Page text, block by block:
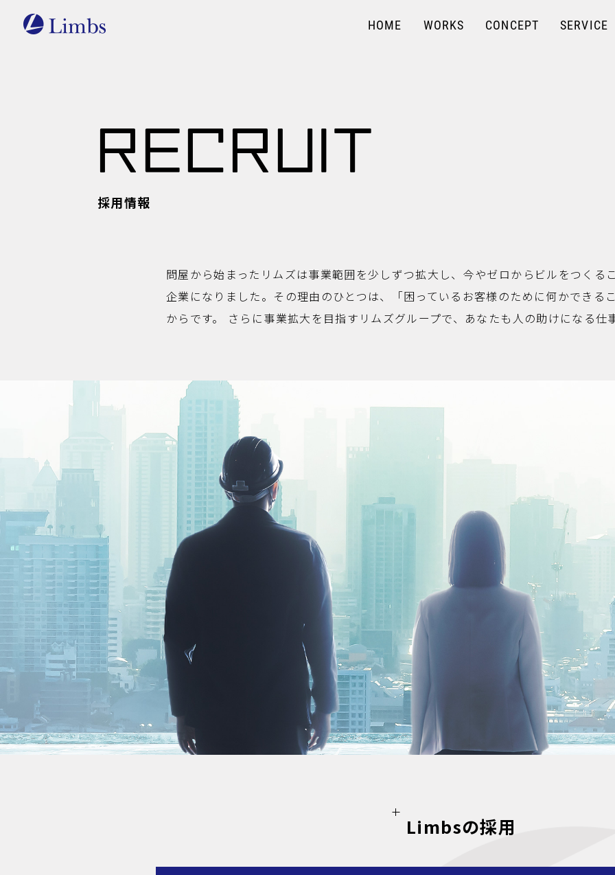
HOME WORKS CONCEPT SERVICE
R E C R T
採用情報
問屋から始まったリムズは事業範囲を少しずつ拡大し、今やゼロからビルをつくる
企業になりました。その理由のひとつは、「困っているお客様のために何かできる
からです。 さらに事業拡大を目指すリムズグループで、あなたも人の助けになる仕
Limbsの採用